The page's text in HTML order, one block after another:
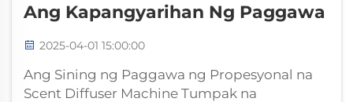
Ang Kapangyarihan Ng Paggawa
2025-04-01 15:00:00
Ang Sining ng Paggawa ng Propesyonal na
Scent Diffuser Machine Tumpak na